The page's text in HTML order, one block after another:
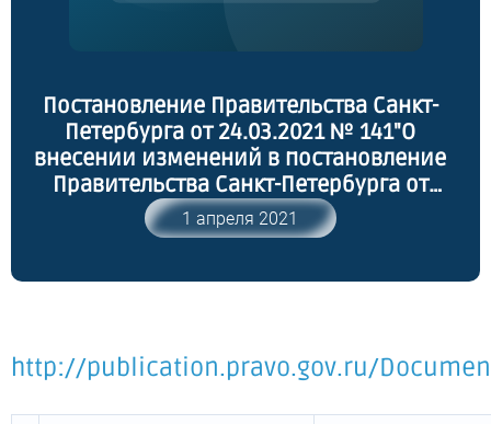
Постановление Правительства Санкт-
Петербурга от 24.03.2021 № 141"О
внесении изменений в постановление
Правительства Санкт-Петербурга от
13.03.2020 №121"
1 апреля 2021
http://publication.pravo.gov.ru/